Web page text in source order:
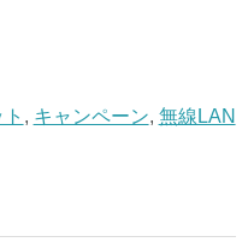
, キャンペーン, 無線LAN